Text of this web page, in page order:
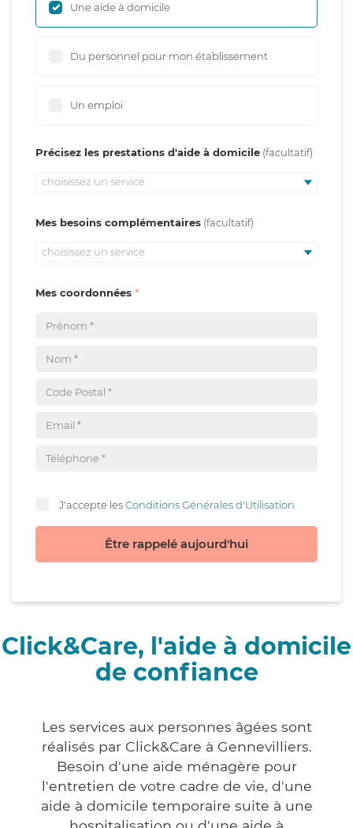
Une aide à domicile
Du personnel pour mon établissement
Un emploi
Précisez les prestations d'aide à domicile
choisissez un service
Mes besoins complémentaires
choisissez un service
Mes coordonnées
J'accepte lesConditions Générales d'Utilisation
Être rappelé aujourd'hui
Click&Care, l'aide à domicile
de confiance
Les services aux personnes âgées sont
réalisés par Click&Care à Gennevilliers.
Besoin d'une aide ménagère pour
l'entretien de votre cadre de vie, d'une
aide à domicile temporaire suite à une